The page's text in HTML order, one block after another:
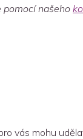
pomocí našeho
vás mohu